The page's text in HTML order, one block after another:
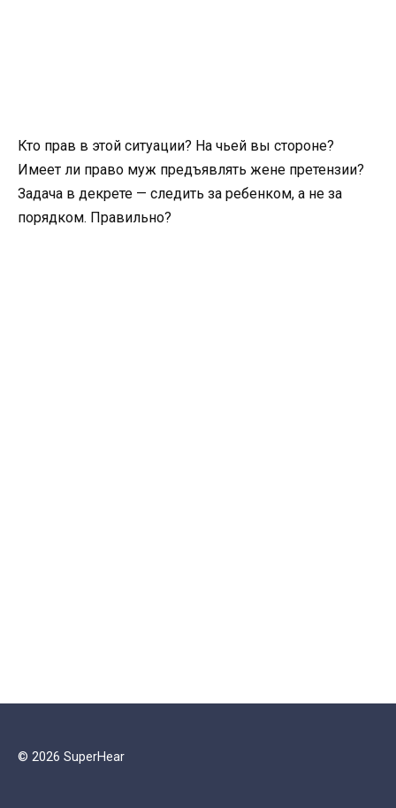
Кто прав в этой ситуации? На чьей вы стороне?
Имеет ли право муж предъявлять жене претензии?
Задача в декрете — следить за ребенком, а не за
порядком. Правильно?
© 2026 SuperHear